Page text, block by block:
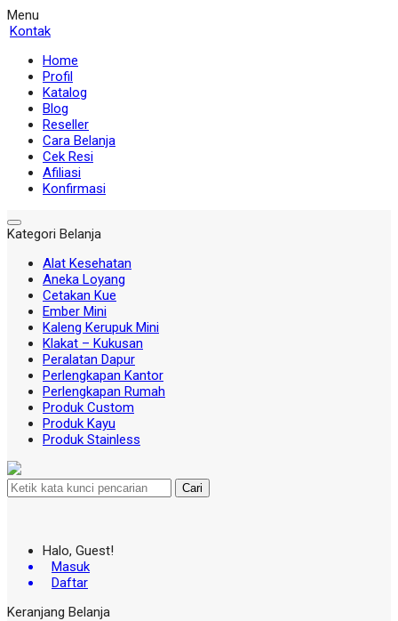
Menu
Kontak
Home
Profil
Katalog
Blog
Reseller
Cara Belanja
Cek Resi
Afiliasi
Konfirmasi
Kategori Belanja
Alat Kesehatan
Aneka Loyang
Cetakan Kue
Ember Mini
Kaleng Kerupuk Mini
Klakat – Kukusan
Peralatan Dapur
Perlengkapan Kantor
Perlengkapan Rumah
Produk Custom
Produk Kayu
Produk Stainless
Cari
Halo, Guest!
Masuk
Daftar
Keranjang Belanja